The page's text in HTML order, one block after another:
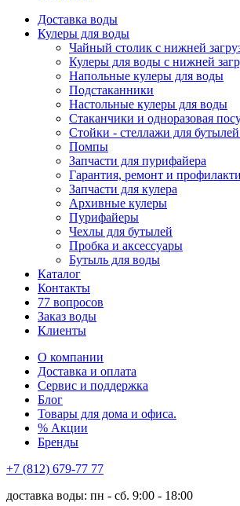
Доставка воды
Кулеры для воды
Чайный столик с нижней
Кулеры для воды с нижней
Напольные кулеры для воды
Подстаканники
Настольные кулеры для воды
Стаканчики и одноразовая
Стойки - стеллажи для
Помпы
Запчасти для пурифайера
Гарантия, ремонт и
Запчасти для кулера
Архивные кулеры
Пурифайеры
Чехлы для бутылей
Пробка и аксессуары
Бутыль для воды
Каталог
Контакты
77 вопросов
Заказ воды
Клиенты
О компании
Доставка и оплата
Сервис и поддержка
Блог
Товары для дома и офиса.
% Акции
Бренды
+7 (812) 679-77 77
доставка воды: пн - сб. 9:00 - 18:00